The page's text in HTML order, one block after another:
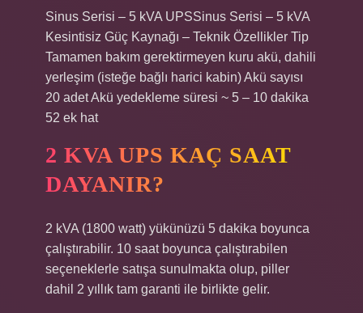
Sinus Serisi – 5 kVA UPSSinus Serisi – 5 kVA
Kesintisiz Güç Kaynağı – Teknik Özellikler Tip
Tamamen bakım gerektirmeyen kuru akü, dahili
yerleşim (isteğe bağlı harici kabin) Akü sayısı
20 adet Akü yedekleme süresi ~ 5 – 10 dakika
52 ek hat
2 KVA UPS KAÇ SAAT
DAYANIR?
2 kVA (1800 watt) yükünüzü 5 dakika boyunca
çalıştırabilir. 10 saat boyunca çalıştırabilen
seçeneklerle satışa sunulmakta olup, piller
dahil 2 yıllık tam garanti ile birlikte gelir.